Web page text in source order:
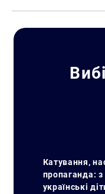
Катування,
пропаганда:
українські